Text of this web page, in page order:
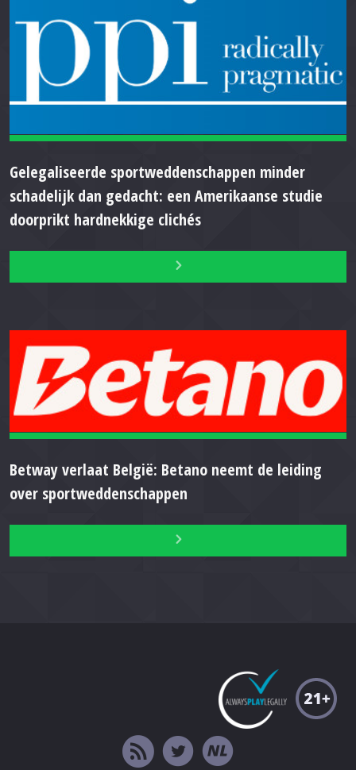
Gelegaliseerde sportweddenschappen minder
schadelijk dan gedacht: een Amerikaanse studie
doorprikt hardnekkige clichés
Betway verlaat België: Betano neemt de leiding
over sportweddenschappen